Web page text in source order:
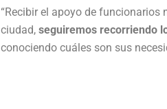
“Recibir el apoyo de
ciudad, seguiremos recorriendo
conociendo cuáles son sus